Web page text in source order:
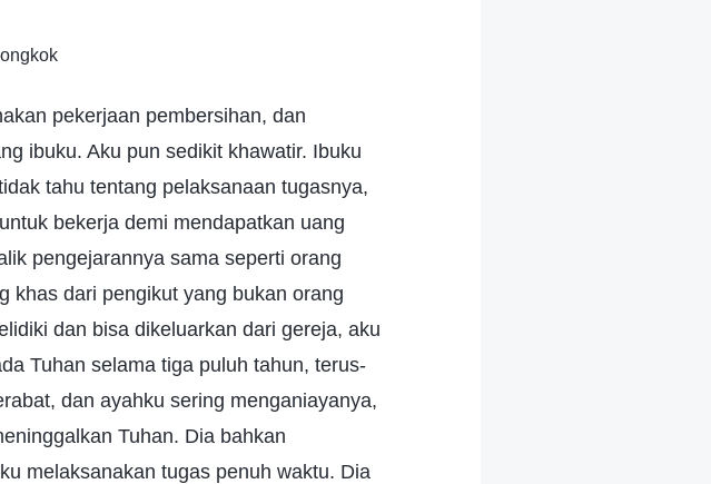
pekerjaan pembersihan, dan
ibuku. Aku pun sedikit khawatir. Ibuku
tahu tentang pelaksanaan tugasnya,
bekerja demi mendapatkan uang
pengejarannya sama seperti orang
khas dari pengikut yang bukan orang
dan bisa dikeluarkan dari gereja, aku
Tuhan selama tiga puluh tahun, terus-
dan ayahku sering menganiayanya,
Tuhan. Dia bahkan
melaksanakan tugas penuh waktu. Dia